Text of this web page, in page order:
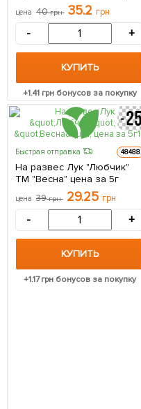
цена 40грн 35.2 грн
- +
КУПИТЬ
+1.41 грн бонусов за покупку
Быстрая отправка 48488
На развес Лук "Любчик"
ТМ "Весна" цена за 5г
цена 39грн 29.25 грн
- +
КУПИТЬ
+1.17грн бонусов за покупку